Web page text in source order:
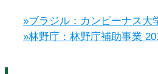
»ブラジル：カンピーナス大
»林野庁：林野庁補助事業